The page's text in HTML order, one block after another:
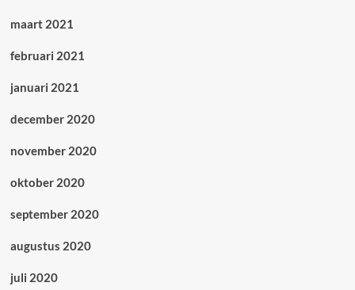
maart 2021
februari 2021
januari 2021
december 2020
november 2020
oktober 2020
september 2020
augustus 2020
juli 2020